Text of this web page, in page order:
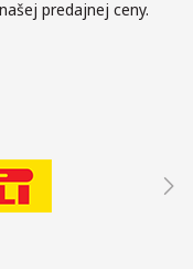
predajnej ceny.